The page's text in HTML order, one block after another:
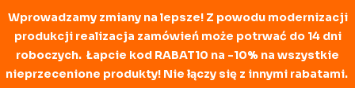
Wprowadzamy zmiany na lepsze! Z powodu modernizacji
produkcji realizacja zamówień może potrwać do 14 dni
roboczych. Łapcie kod RABAT10 na -10% na wszystkie
nieprzecenione produkty! Nie łączy się z innymi rabatami.